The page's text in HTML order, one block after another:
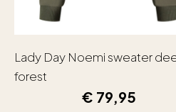
Lady Day Noemi sweater
forest
€ 79,95